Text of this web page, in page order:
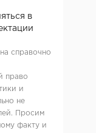
в
справочно
право
и
не
Просим
факту и